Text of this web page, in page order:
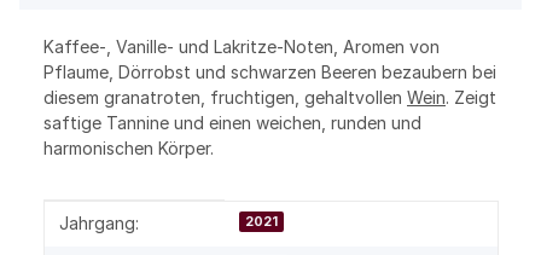
Kaffee-, Vanille- und Lakritze-Noten, Aromen von
Pflaume, Dörrobst und schwarzen Beeren bezaubern bei
diesem granatroten, fruchtigen, gehaltvollen Wein. Zeigt
saftige Tannine und einen weichen, runden und
harmonischen Körper.
Produkteigenschaft
Wert
Jahrgang: 2021